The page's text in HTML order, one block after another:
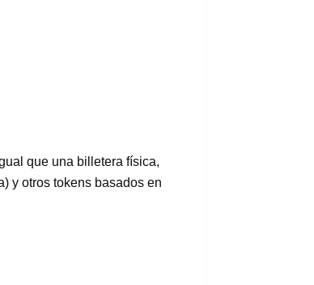
que una billetera física,
y otros tokens basados en